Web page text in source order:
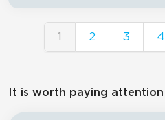
1 2 3 4
It is worth paying attention